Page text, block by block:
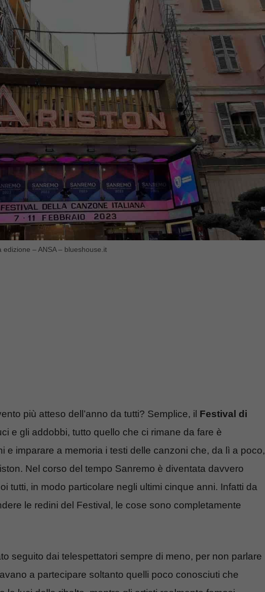
– ANSA – blueshouse.it
più atteso dell’anno da tutti? Semplice, il Festival di
e gli addobbi, tutto quello che ci rimane da fare è
e imparare a memoria i testi delle canzoni che, da lì a poco,
Nel corso del tempo Sanremo è diventata davvero
tutti, in modo particolare negli ultimi cinque anni. Infatti da
le redini del Festival, le cose sono completamente
seguito dai telespettatori sempre di meno, per non parlare
a partecipare soltanto quelli poco conosciuti che